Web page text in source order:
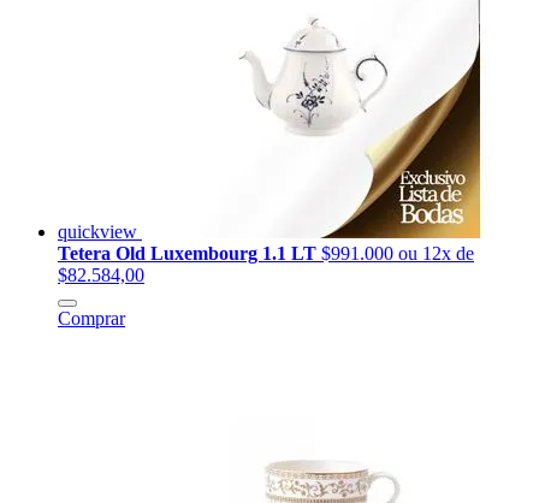
quickview
Tetera Old Luxembourg 1.1 LT $991.000 ou 12x de
$82.584,00
Comprar